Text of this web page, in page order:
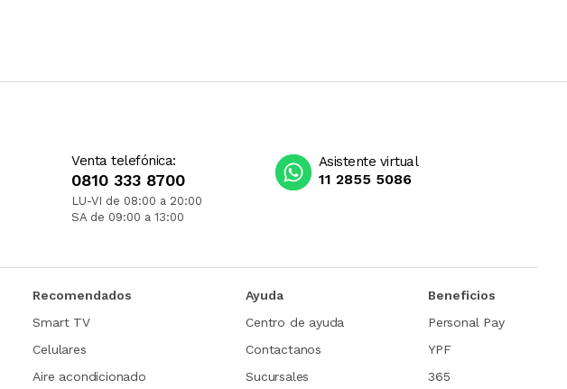
Venta telefónica:
0810 333 8700
LU-VI de 08:00 a 20:00
SA de 09:00 a 13:00
Asistente virtual
11 2855 5086
Recomendados
Smart TV
Celulares
Aire acondicionado
Ayuda
Centro de ayuda
Contactanos
Sucursales
Beneficios
Personal Pay
YPF
365